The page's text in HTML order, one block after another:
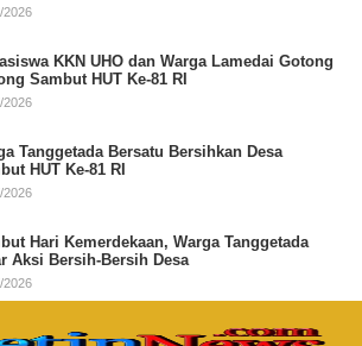
2026
KKN UHO dan Warga Lamedai Gotong
Sambut HUT Ke-81 RI
2026
Tanggetada Bersatu Bersihkan Desa
HUT Ke-81 RI
2026
Hari Kemerdekaan, Warga Tanggetada
Aksi Bersih-Bersih Desa
2026